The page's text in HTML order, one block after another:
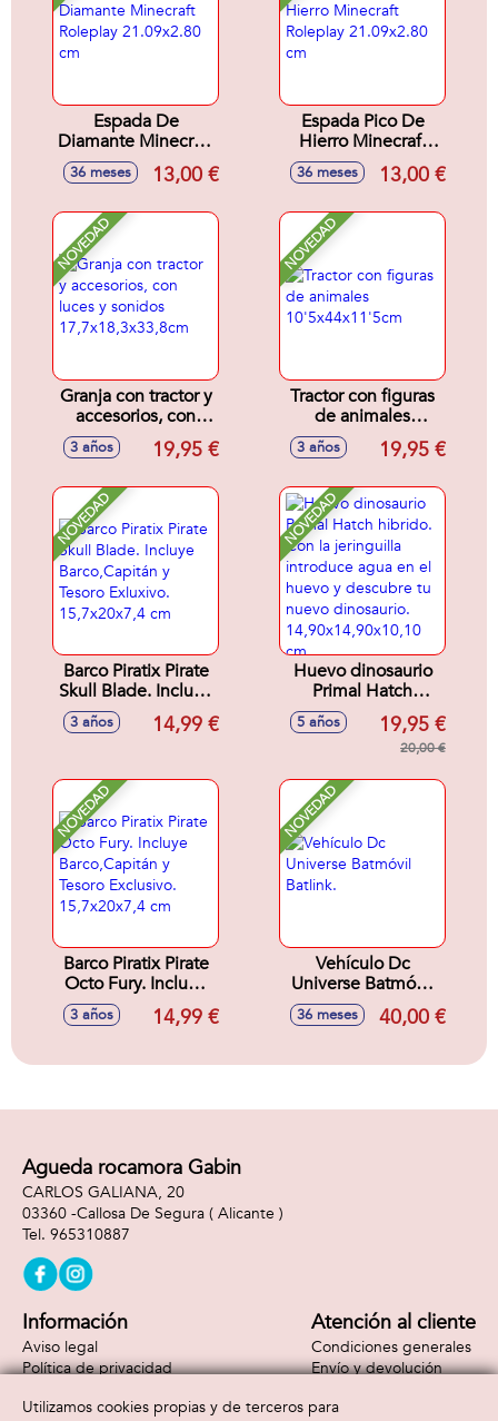
Espada De
Diamante Minecraft
Roleplay
21.09x2.80 cm
36 meses 13,00 €
Espada Pico De
Hierro Minecraft
Roleplay
21.09x2.80 cm
36 meses 13,00 €
NOVEDAD
Granja con tractor y
accesorios, con
luces y sonidos
17,7x18,3x33,8cm
3 años 19,95 €
NOVEDAD
Tractor con figuras
de animales
10'5x44x11'5cm
3 años 19,95 €
NOVEDAD
Barco Piratix Pirate
Skull Blade. Incluye
Barco,Capitán y
Tesoro Exluxivo.
3 años 14,99 €
NOVEDAD
Huevo dinosaurio
Primal Hatch
hibrido. Con la
jeringuilla
introduce agua en
descubre tu nuevo
dinosaurio.
14,90x14,90x10,10
cm
5 años 19,95 €
20,00 €
NOVEDAD
Barco Piratix Pirate
Octo Fury. Incluye
Barco,Capitán y
Tesoro Exclusivo.
3 años 14,99 €
NOVEDAD
Vehículo Dc
Universe Batmóvil
Batlink.
36 meses 40,00 €
Agueda rocamora Gabin
CARLOS GALIANA, 20
03360 -Callosa De Segura ( Alicante )
965310887
Información
Aviso legal
Política de privacidad
Atención al cliente
Condiciones generales
Envío y devolución
Formas de pago
Utilizamos cookies propias y de terceros para